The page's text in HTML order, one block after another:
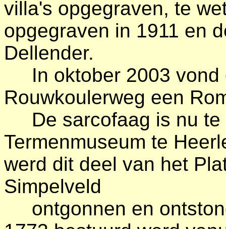
villa's opgegraven, te
opgegraven in 1911 en
Dellender.
In oktober 2003 vond
Rouwkoulerweg een
De sarcofaag is nu te
Termenmuseum te
werd dit deel van het
Simpelveld
ontgonnen en